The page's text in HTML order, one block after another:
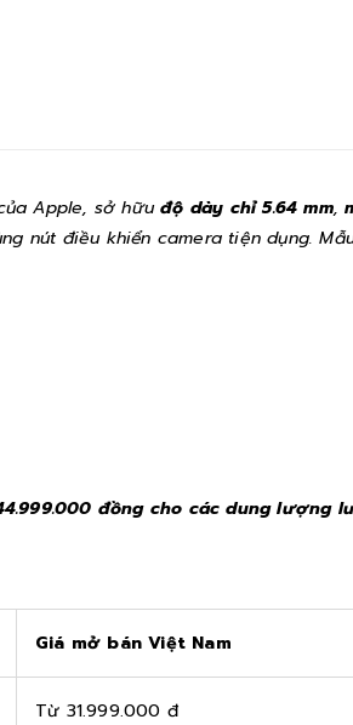
Apple, sở hữuđộ dày chỉ 5.64 mm,
nút điều khiển camera tiện dụng.
đồng cho các dung lượng
Giá mở bán Việt Nam
Từ 31.999.000 đ